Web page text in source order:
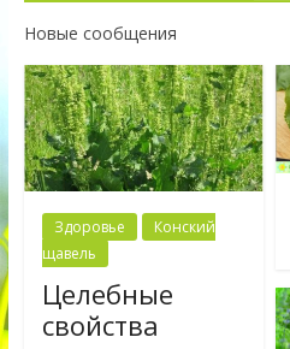
Новые сообщения
Здоровье
Конский
щавель
Целебные
свойства